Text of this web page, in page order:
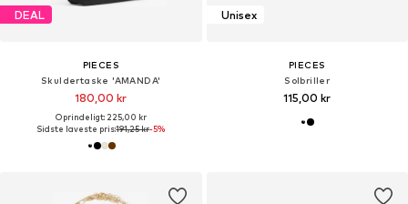
DEAL
PIECES
Skuldertaske 'AMANDA'
180,00 kr
Oprindeligt: 225,00 kr
Sidste laveste pris:191,25 kr-5%
Unisex
PIECES
Solbriller
115,00 kr